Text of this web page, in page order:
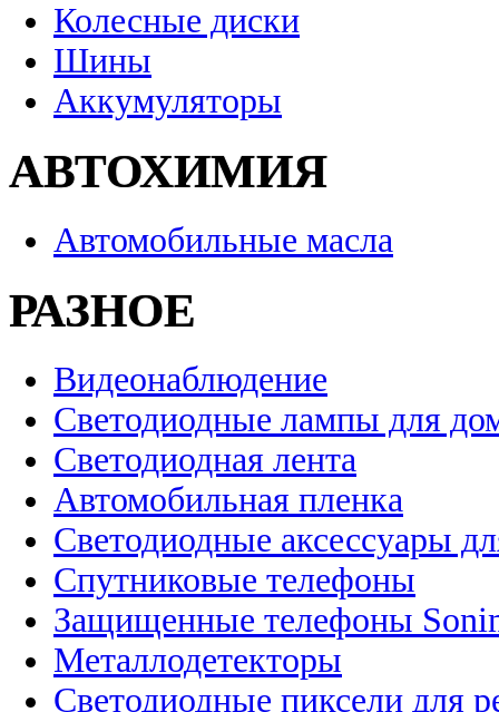
Колесные диски
Шины
Аккумуляторы
АВТОХИМИЯ
Автомобильные масла
РАЗНОЕ
Видеонаблюдение
Светодиодные лампы для
Светодиодная лента
Автомобильная пленка
Светодиодные аксессуары
Спутниковые телефоны
Защищенные телефоны
Металлодетекторы
Светодиодные пиксели для